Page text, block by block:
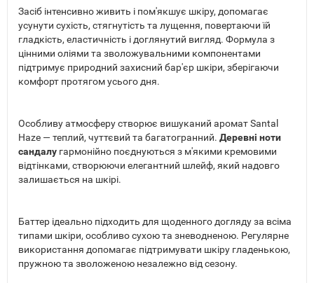
Засіб інтенсивно живить і пом'якшує шкіру, допомагає
усунути сухість, стягнутість та лущення, повертаючи їй
гладкість, еластичність і доглянутий вигляд. Формула з
цінними оліями та зволожувальними компонентами
підтримує природний захисний бар'єр шкіри, зберігаючи
комфорт протягом усього дня.
Особливу атмосферу створює вишуканий аромат Santal
Haze — теплий, чуттєвий та багатогранний. Деревні ноти
сандалу гармонійно поєднуються з м'якими кремовими
відтінками, створюючи елегантний шлейф, який надовго
залишається на шкірі.
Баттер ідеально підходить для щоденного догляду за всіма
типами шкіри, особливо сухою та зневодненою. Регулярне
використання допомагає підтримувати шкіру гладенькою,
пружною та зволоженою незалежно від сезону.